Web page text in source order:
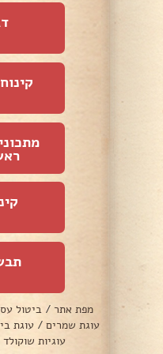
מפת אתר / ביטול
עוגת שמרים / עוגת
עוגיות